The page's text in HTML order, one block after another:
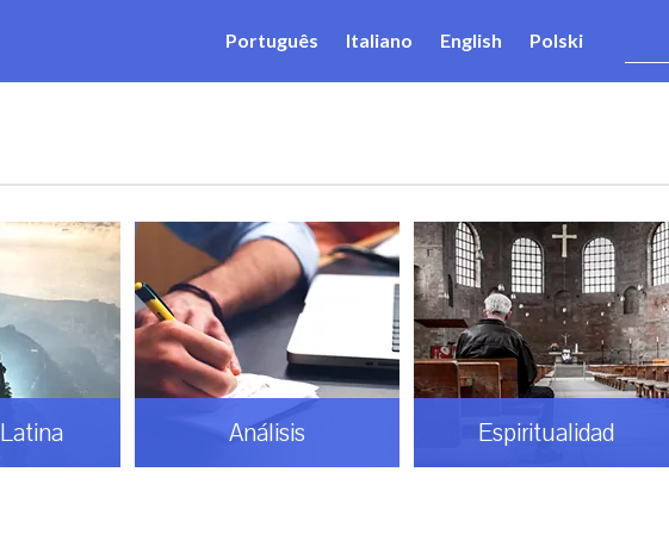
Português Italiano English Polski
Análisis Espiritualidad